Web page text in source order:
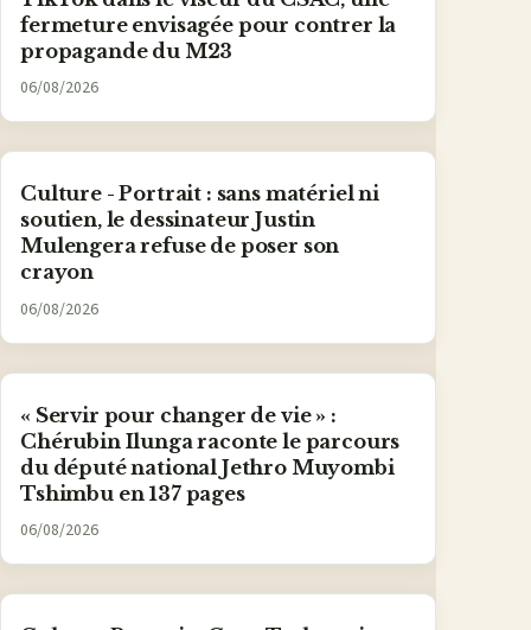
fermeture envisagée pour contrer la
propagande du M23
06/08/2026
Culture - Portrait : sans matériel ni
soutien, le dessinateur Justin
Mulengera refuse de poser son
crayon
06/08/2026
« Servir pour changer de vie » :
Chérubin Ilunga raconte le parcours
du député national Jethro Muyombi
Tshimbu en 137 pages
06/08/2026